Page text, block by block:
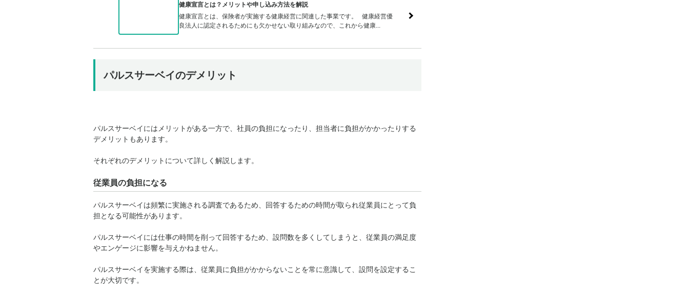
健康宣言とは？メリットや申し込み方法を解説
健康宣言とは、保険者が実施する健康経営に関連した事業です。 健康経営優
良法人に認定されるためにも欠かせない取り組みなので、これから健康...
パルスサーベイのデメリット
パルスサーベイにはメリットがある一方で、社員の負担になったり、担当者に負担がかかったりする
デメリットもあります。
それぞれのデメリットについて詳しく解説します。
従業員の負担になる
パルスサーベイは頻繁に実施される調査であるため、回答するための時間が取られ従業員にとって負
担となる可能性があります。
パルスサーベイには仕事の時間を削って回答するため、設問数を多くしてしまうと、従業員の満足度
やエンゲージに影響を与えかねません。
パルスサーベイを実施する際は、従業員に負担がかからないことを常に意識して、設問を設定するこ
とが大切です。